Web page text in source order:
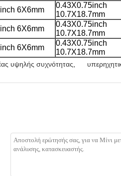
6X6mm
0.43X0.75inch
10.7X18.7mm
6X6mm
0.43X0.75inch
10.7X18.7mm
6X6mm
0.43X0.75inch
10.7X18.7mm
υψηλής συχνότητας